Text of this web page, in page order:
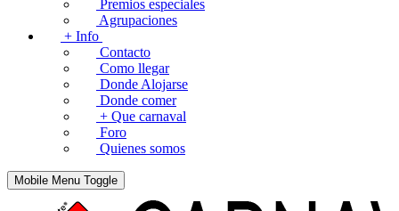
Premios especiales
Agrupaciones
+ Info
Contacto
Como llegar
Donde Alojarse
Donde comer
+ Que carnaval
Foro
Quienes somos
Mobile Menu Toggle